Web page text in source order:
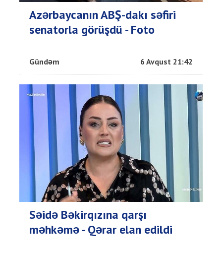
Azərbaycanın ABŞ-dakı səfiri
senatorla görüşdü - Foto
Gündəm 6 Avqust 21:42
Səidə Bəkirqızına qarşı
məhkəmə - Qərar elan edildi